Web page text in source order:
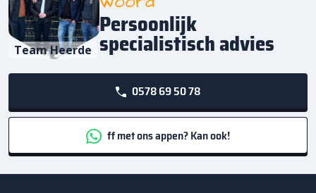
Team Heerde
Persoonlijk
specialistisch advies
0578 69 50 78
ff met ons appen? Kan ook!